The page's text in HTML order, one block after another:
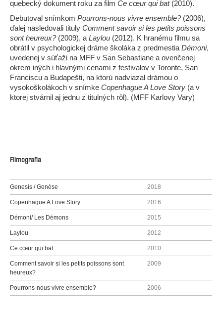
quebecký dokument roku za film Ce cœur qui bat(2010).
Debutoval snímkom ​​Pourrons-nous vivre ensemble?(2006),
ďalej nasledovali tituly Comment savoir si les petits poissons
sont heureux?(2009), a Laylou (2012). K hranému filmu sa
obrátil v psychologickej dráme školáka z predmestia Démoni,
uvedenej v súťaži na MFF v San Sebastiane a ovenčenej
okrem iných i hlavnými cenami z festivalov v Toronte, San
Franciscu a Budapešti, na ktorú nadviazal drámou o
vysokoškolákoch v snímke ​ ​Copenhague A Love Story (a v
ktorej stvárnil aj jednu z titulných rôl). (MFF Karlovy Vary)
Filmografia
Genesis / Genèse 2018
Copenhague A Love Story 2016
Démoni/ Les Démons 2015
Laylou 2012
Ce cœur qui bat 2010
Comment savoir si les petits poissons sont
heureux?
2009
Pourrons-nous vivre ensemble? 2006